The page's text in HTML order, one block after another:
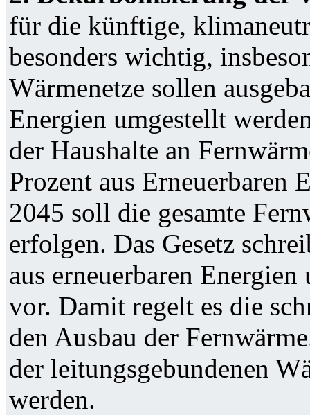
für die künftige,
besonders wichtig,
Wärmenetze sollen
Energien umgestellt
der Haushalte an
Prozent aus Erneuerbaren
2045 soll die gesamte
erfolgen. Das Gesetz
aus erneuerbaren
vor. Damit regelt es die
den Ausbau der
der leitungsgebundenen
werden.